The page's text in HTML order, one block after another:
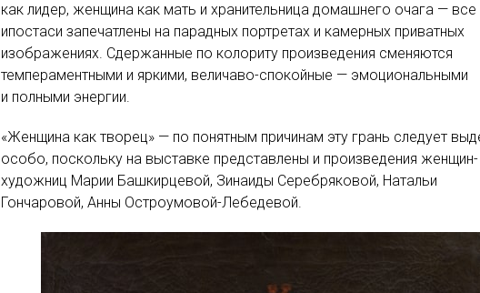
как лидер, женщина как мать и хранительница домашнего очага — все
ипостаси запечатлены на парадных портретах и камерных приватных
изображениях. Сдержанные по колориту произведения сменяются
темпераментными и яркими, величаво-спокойные — эмоциональными
и полными энергии.
«Женщина как творец» — по понятным причинам эту грань следует
особо, поскольку на выставке представлены и произведения женщин-
художниц Марии Башкирцевой, Зинаиды Серебряковой, Натальи
Гончаровой, Анны Остроумовой-Лебедевой.